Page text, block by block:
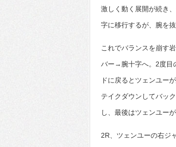
激しく動く展開が続き
字に移行するが、腕を
これでバランスを崩す
バー→腕十字へ。2度目
ドに戻るとツェンユー
テイクダウンしてバッ
し、最後はツェンユー
2R、ツェンユーの右ジ